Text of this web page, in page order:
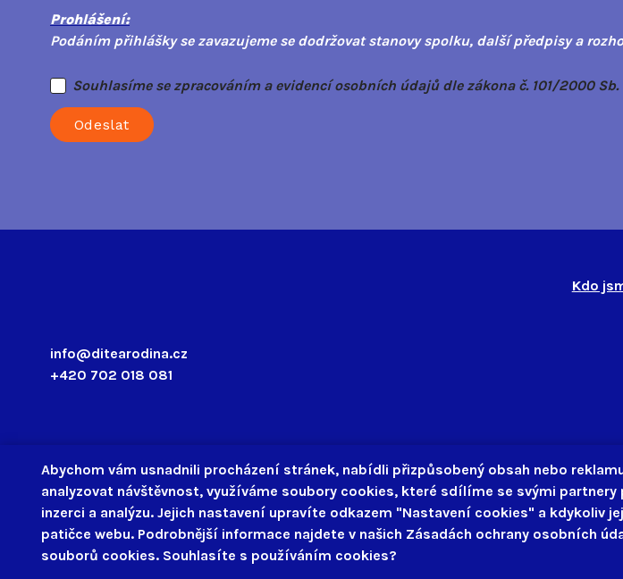
Prohlášení:
Podáním přihlášky se zavazujeme se dodržovat stanovy spolku, další předpisy a
Souhlasíme se zpracováním a evidencí osobních údajů dle zákona č. 101/2000
Odeslat
Kdo
info@ditearodina.cz
+420 702 018 081
©2025 Asociace Dítě a Rodina
Abychom vám usnadnili procházení stránek, nabídli přizpůsobený obsah nebo
analyzovat návštěvnost, využíváme soubory cookies, které sdílíme se svými
inzerci a analýzu. Jejich nastavení upravíte odkazem "Nastavení cookies" a kdykoliv
patičce webu. Podrobnější informace najdete v našich Zásadách ochrany osobních
souborů cookies. Souhlasíte s používáním cookies?